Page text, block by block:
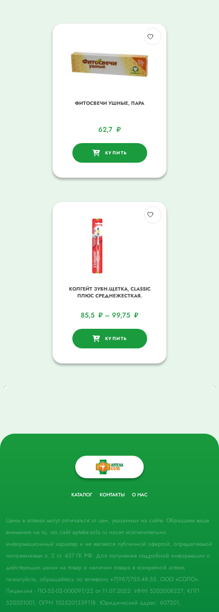
ФИТОСВЕЧИ УШНЫЕ, ПАРА
62,7 ₽
КУПИТЬ
КОЛГЕЙТ ЗУБН.ЩЕТКА, CLASSIC
ПЛЮС СРЕДНЕЖЕСТКАЯ.
85,5 ₽ – 99,75 ₽
КУПИТЬ
КАТАЛОГ КОНТАКТЫ О НАС
Цены в аптеках могут отличаться от цен, указанных на сайте. Обращаем ваше
внимание на то, что сайт apteka-solo.ru носит исключительно
информационный характер и не является публичной офертой, определяемой
положениями п. 2 ст. 437 ГК РФ. Для получения подробной информации о
действующих ценах на товар и наличии товара в конкретной аптеке,
пожалуйста, обращайтесь по телефону +7(987)755-48-55. ООО «СОЛО».
Лицензия - ЛО-52-02-000097/22 от 11.07.2022. ИНН 5202008227; КПП
520201001; ОГРН 1025201339118. Юридический адрес: 607201,